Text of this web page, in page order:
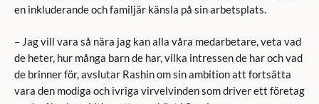
en inkluderande och familjär känsla på sin arbetsplats.
– Jag vill vara så nära jag kan alla våra medarbetare, veta vad
de heter, hur många barn de har, vilka intressen de har och vad
de brinner för, avslutar Rashin om sin ambition att fortsätta
vara den modiga och ivriga virvelvinden som driver ett företag